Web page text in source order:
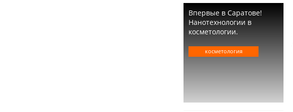
Впервые в Саратове!
Нанотехнологии в
косметологии.
косметология